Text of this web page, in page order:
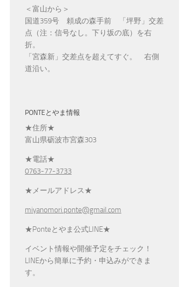
＜富山から＞
国道359号 頼成の森手前 「坪野」交差
点（注：信号なし。下り坂の底）を右
折。
「宮森新」交差点を超えてすぐ。 右側
道沿い。
PONTEとやま情報
★住所★
富山県砺波市宮森303
★電話★
0763-77-3733
★メールアドレス★
miyanomori.ponte@gmail.com
★Ponteとやま公式LINE★
イベント情報や開催予定をチェック！
LINEから簡単に予約・申込みができま
す。